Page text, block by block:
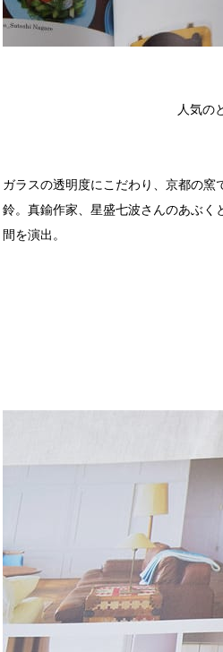
人気の
ガラスの透明度にこだわり、京都の
鈴。真鍮作家、星盛七波さんのあぶ
間を演出。